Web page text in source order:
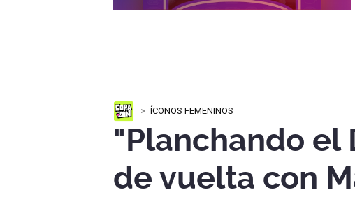
ÍCONOS FEMENINOS
"Planchando el
de vuelta con